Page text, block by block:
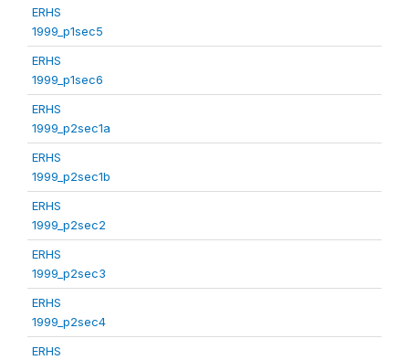
ERHS
1999_p1sec5
ERHS
1999_p1sec6
ERHS
1999_p2sec1a
ERHS
1999_p2sec1b
ERHS
1999_p2sec2
ERHS
1999_p2sec3
ERHS
1999_p2sec4
ERHS